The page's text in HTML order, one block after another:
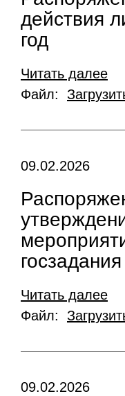
действия
год
Читать далее
Файл:
09.02.2026
госзадания
Читать далее
Файл:
09.02.2026